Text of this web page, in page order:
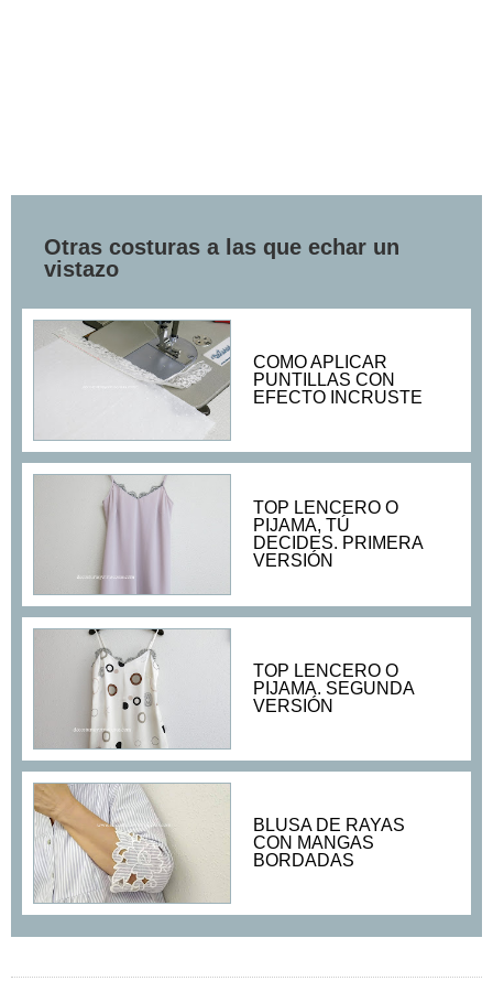
Otras costuras a las que echar un
vistazo
COMO APLICAR
PUNTILLAS CON
EFECTO INCRUSTE
TOP LENCERO O
PIJAMA, TÚ
DECIDES. PRIMERA
VERSIÓN
TOP LENCERO O
PIJAMA. SEGUNDA
VERSIÓN
BLUSA DE RAYAS
CON MANGAS
BORDADAS